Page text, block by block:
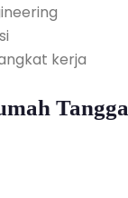
kerja
Tangga